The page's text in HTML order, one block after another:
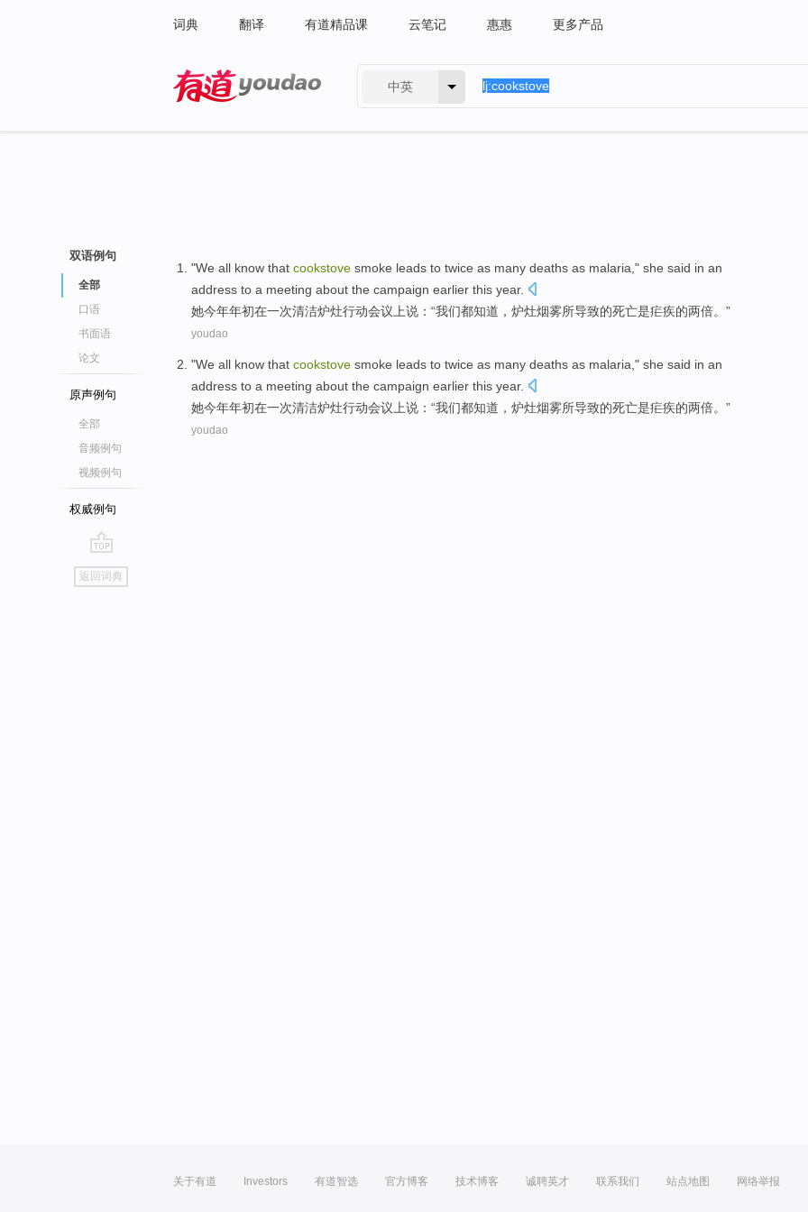
词典 翻译 有道精品课 云笔记 惠惠 更多产品
中英
双语例句
全部
口语
书面语
论文
原声例句
全部
音频例句
视频例句
权威例句
go
top
返回词典
"We all know that cookstove smoke leads to twice as many deaths as malaria ," she said in an
address to a meeting about the campaign earlier this year.
她今年年初在一次清洁炉灶行动会议上说：“我们都知道 ，炉灶烟雾所导致的死亡是疟疾的两倍。”
youdao
"We all know that cookstove smoke leads to twice as many deaths as malaria ," she said in an
address to a meeting about the campaign earlier this year.
她今年年初在一次清洁炉灶行动会议上说：“我们都知道 ，炉灶烟雾所导致的死亡是疟疾的两倍。”
youdao
关于有道 Investors 有道智选 官方博客 技术博客 诚聘英才 联系我们 站点地图 网络举报